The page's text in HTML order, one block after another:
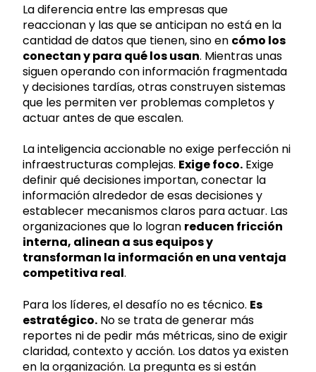
La diferencia entre las empresas que
reaccionan y las que se anticipan no está en la
cantidad de datos que tienen, sino en cómo los
conectan y para qué los usan. Mientras unas
siguen operando con información fragmentada
y decisiones tardías, otras construyen sistemas
que les permiten ver problemas completos y
actuar antes de que escalen.
La inteligencia accionable no exige perfección ni
infraestructuras complejas. Exige foco. Exige
definir qué decisiones importan, conectar la
información alrededor de esas decisiones y
establecer mecanismos claros para actuar. Las
organizaciones que lo logran reducen fricción
interna, alinean a sus equipos y
transforman la información en una ventaja
competitiva real.
Para los líderes, el desafío no es técnico. Es
estratégico. No se trata de generar más
reportes ni de pedir más métricas, sino de exigir
claridad, contexto y acción. Los datos ya existen
en la organización. La pregunta es si están